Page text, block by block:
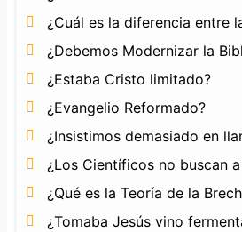
¿Cuál es la diferencia entre
¿Debemos Modernizar la
¿Estaba Cristo limitado?
¿Evangelio Reformado?
¿Insistimos demasiado en
¿Los Científicos no buscan
¿Qué es la Teoría de la
¿Tomaba Jesús vino